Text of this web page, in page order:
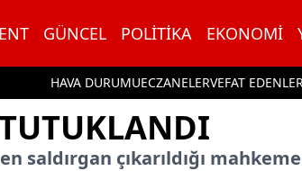
GÜNCEL POLITIKA EKONOMI
HAVA DURUMUECZANELERVEFAT
saldırgan çıkarıldığı